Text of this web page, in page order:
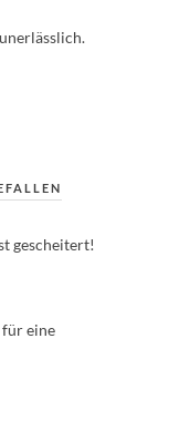
gescheitert!
eine